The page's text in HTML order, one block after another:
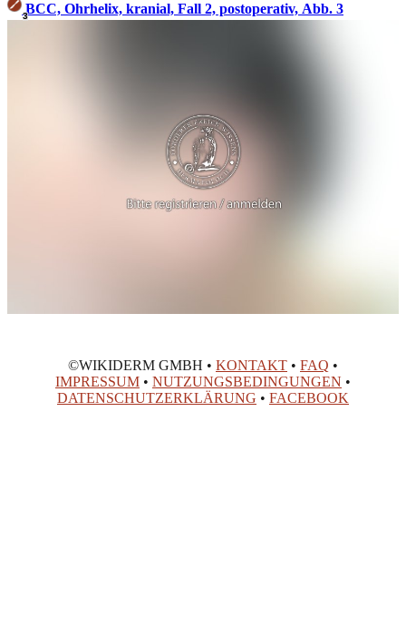
3BCC, Ohrhelix, kranial, Fall 2, postoperativ, Abb. 3
©WIKIDERM GMBH • KONTAKT • FAQ •
IMPRESSUM • NUTZUNGSBEDINGUNGEN •
DATENSCHUTZERKLÄRUNG • FACEBOOK